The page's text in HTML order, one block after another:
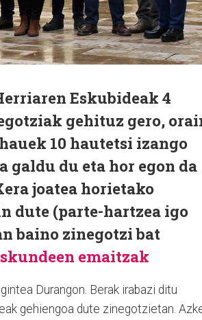
Eskubideak 4
gehituz gero,
10 hautetsi izango
galdu du eta hor egon da
joatea horietako
dute (parte-hartzea igo
baino zinegotzi bat
emaitzak
Durangon. Berak irabazi ditu
gehiengoa dute zinegotzietan.